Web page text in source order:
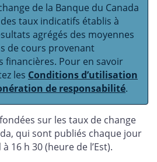
de la Banque du Canada
taux indicatifs établis à
agrégés des moyennes
de cours provenant
financières. Pour en savoir
les Conditions d’utilisation
de responsabilité.
sur les taux de change
qui sont publiés chaque jour
16 h 30 (heure de l’Est).